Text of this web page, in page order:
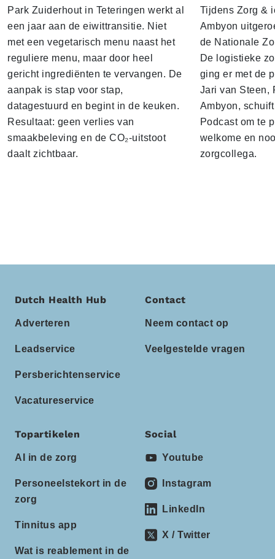
Park Zuiderhout in Teteringen werkt al
een jaar aan de eiwittransitie. Niet
met een vegetarisch menu naast het
reguliere menu, maar door heel
gericht ingrediënten te vervangen. De
aanpak is stap voor stap,
datagestuurd en begint in de keuken.
Resultaat: geen verlies van
smaakbeleving en de CO₂-uitstoot
daalt zichtbaar.
Tijdens Zorg &
Ambyon
de Nationale
De logistieke
ging er met de
Jari van Steen,
Ambyon,
Podcast om te
welkome en
zorgcollega.
Dutch Health Hub
Adverteren
Leadservice
Persberichtenservice
Vacatureservice
Contact
Neem contact op
Veelgestelde vragen
Topartikelen
AI in de zorg
Personeelstekort in de
zorg
Tinnitus app
Wat is reablement in de
Social
Youtube
Instagram
LinkedIn
X / Twitter